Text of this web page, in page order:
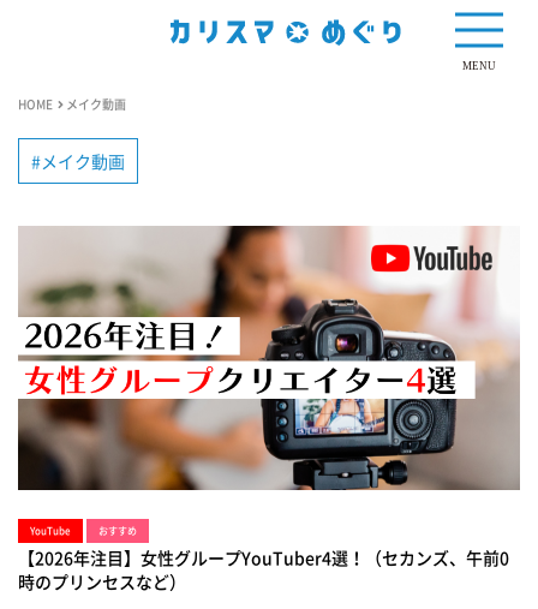
MENU
HOME メイク動画
メイク動画
YouTube おすすめ
【2026年注目】女性グループYouTuber4選！（セカンズ、午前0
時のプリンセスなど）